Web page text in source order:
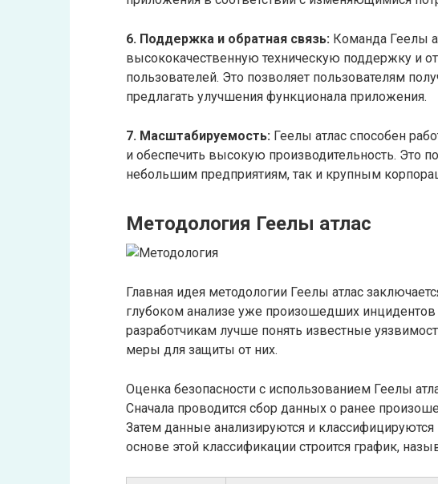
6. Поддержка и обратная связь: Команда Геелы
высококачественную техническую поддержку и
пользователей. Это позволяет пользователям
предлагать улучшения функционала приложения.
7. Масштабируемость: Геелы атлас способен
и обеспечить высокую производительность. Это
небольшим предприятиям, так и крупным
Методология Геелы атлас
Главная идея методологии Геелы атлас
глубоком анализе уже произошедших инцидентов
разработчикам лучше понять известные
меры для защиты от них.
Оценка безопасности с использованием Геелы
Сначала проводится сбор данных о ранее
Затем данные анализируются и
основе этой классификации строится график,